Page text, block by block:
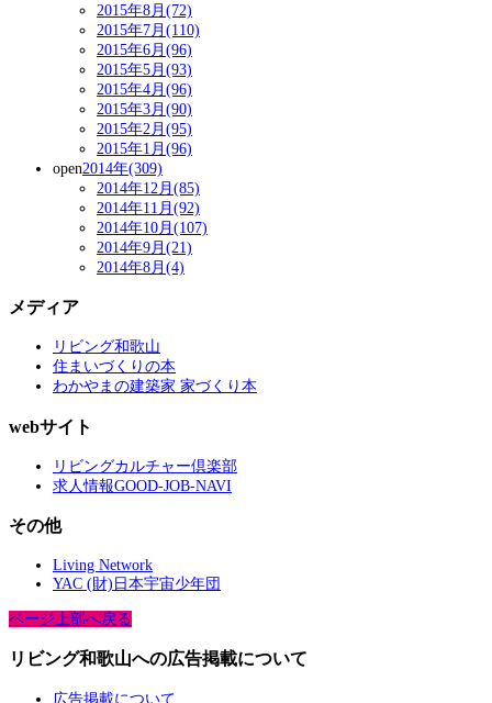
2015年8月(72)
2015年7月(110)
2015年6月(96)
2015年5月(93)
2015年4月(96)
2015年3月(90)
2015年2月(95)
2015年1月(96)
open2014年(309)
2014年12月(85)
2014年11月(92)
2014年10月(107)
2014年9月(21)
2014年8月(4)
メディア
リビング和歌山
住まいづくりの本
わかやまの建築家 家づくり本
webサイト
リビングカルチャー倶楽部
求人情報GOOD-JOB-NAVI
その他
Living Network
YAC (財)日本宇宙少年団
ページ上部へ戻る
リビング和歌山への広告掲載について
広告掲載について